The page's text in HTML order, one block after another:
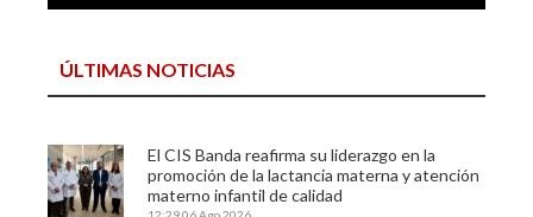
ÚLTIMAS NOTICIAS
El CIS Banda reafirma su liderazgo en la
promoción de la lactancia materna y atención
materno infantil de calidad